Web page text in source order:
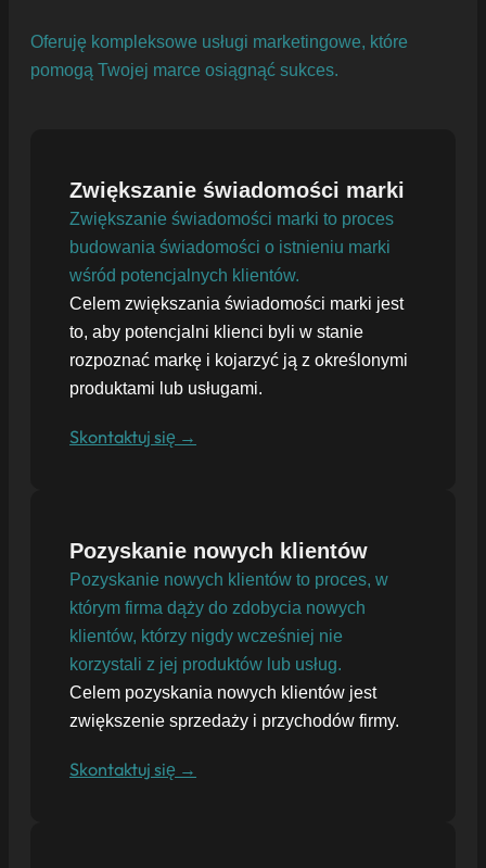
Oferuję kompleksowe usługi marketingowe, które
pomogą Twojej marce osiągnąć sukces.
Zwiększanie świadomości marki
Zwiększanie świadomości marki to proces
budowania świadomości o istnieniu marki
wśród potencjalnych klientów.
Celem zwiększania świadomości marki jest
to, aby potencjalni klienci byli w stanie
rozpoznać markę i kojarzyć ją z określonymi
produktami lub usługami.
Skontaktuj się →
Pozyskanie nowych klientów
Pozyskanie nowych klientów to proces, w
którym firma dąży do zdobycia nowych
klientów, którzy nigdy wcześniej nie
korzystali z jej produktów lub usług.
Celem pozyskania nowych klientów jest
zwiększenie sprzedaży i przychodów firmy.
Skontaktuj się →